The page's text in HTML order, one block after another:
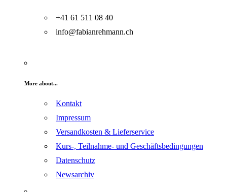
+41 61 511 08 40
info@fabianrehmann.ch
More about...
Kontakt
Impressum
Versandkosten & Lieferservice
Kurs-, Teilnahme- und Geschäftsbedingungen
Datenschutz
Newsarchiv